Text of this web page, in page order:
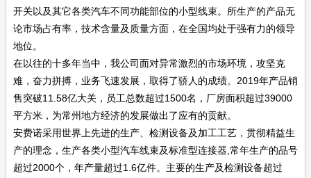
开关以及其它各类汽车不同功能部位的小型线束。所生产的产品无
论市场占有率，技术含量及质量方面，在全国均处于强有力的领导
地位。
在以往的十多年当中，我公司面对异常激烈的市场环境，攻坚克
难，奋力拼搏，业务飞速发展，取得了骄人的成绩。2019年产品销
售突破11.58亿大关，员工总数超过1500名，厂房面积超过39000
平方米，为常州地方经济的发展做出了应有的贡献。
安费诺采用世界上先进的生产、检测设备及加工工艺，贯彻精益生
产的理念，生产各类小型汽车线束及标准型连接器,常年生产的品号
超过2000个，年产量超过1.6亿件。主要的生产及检测设备超过